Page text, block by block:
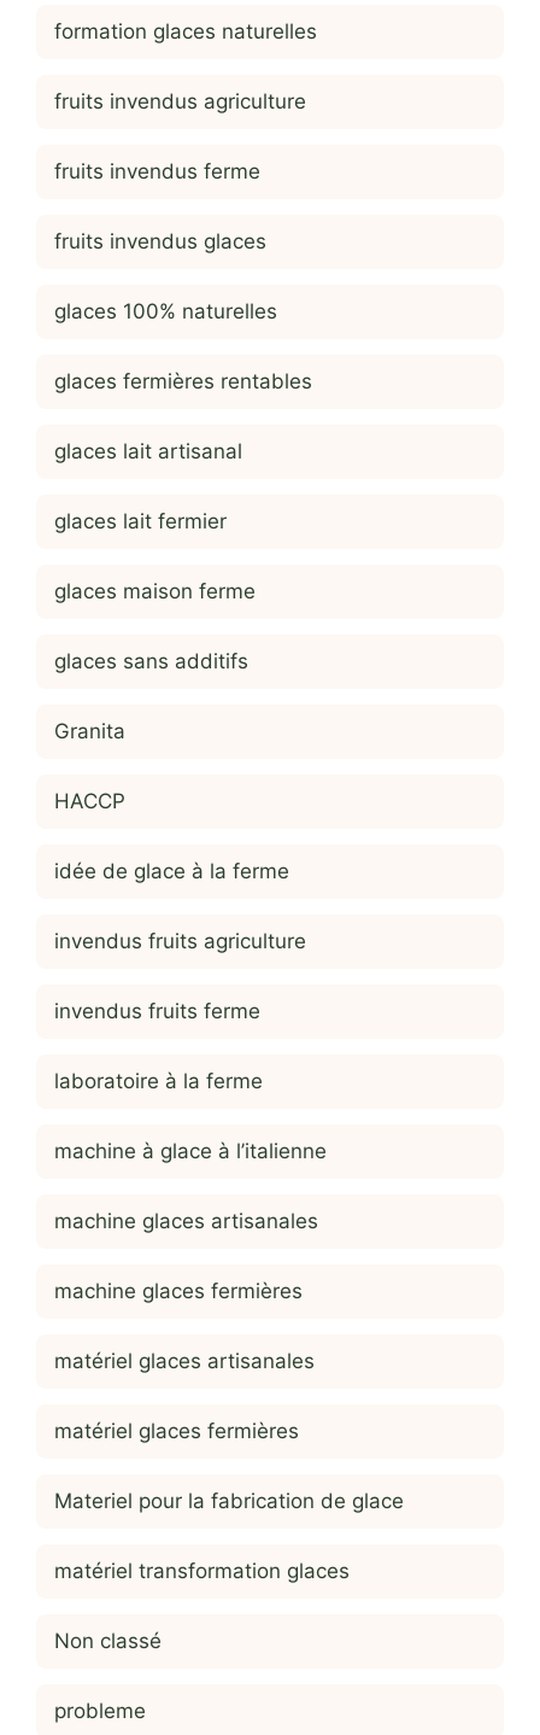
formation glaces naturelles
fruits invendus agriculture
fruits invendus ferme
fruits invendus glaces
glaces 100% naturelles
glaces fermières rentables
glaces lait artisanal
glaces lait fermier
glaces maison ferme
glaces sans additifs
Granita
HACCP
idée de glace à la ferme
invendus fruits agriculture
invendus fruits ferme
laboratoire à la ferme
machine à glace à l’italienne
machine glaces artisanales
machine glaces fermières
matériel glaces artisanales
matériel glaces fermières
Materiel pour la fabrication de glace
matériel transformation glaces
Non classé
probleme